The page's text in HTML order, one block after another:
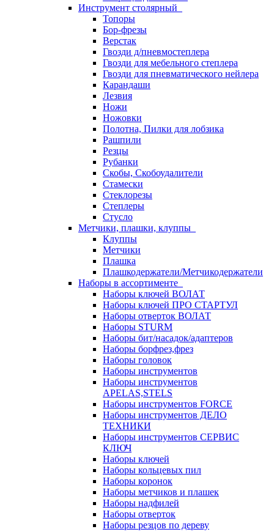
Инструмент столярный
Топоры
Бор-фрезы
Верстак
Гвозди д/пневмостеплера
Гвозди для мебельного степлера
Гвозди для пневматического нейлера
Карандаши
Лезвия
Ножи
Ножовки
Полотна, Пилки для лобзика
Рашпили
Резцы
Рубанки
Скобы, Скобоудалители
Стамески
Стеклорезы
Степлеры
Стусло
Метчики, плашки, клуппы
Клуппы
Метчики
Плашка
Плашкодержатели/Метчикодержатели
Наборы в ассортименте
Наборы ключей ВОЛАТ
Наборы ключей ПРО СТАРТУЛ
Наборы отверток ВОЛАТ
Наборы STURM
Наборы бит/насадок/адаптеров
Наборы борфрез,фрез
Наборы головок
Наборы инструментов
Наборы инструментов
APELAS,STELS
Наборы инструментов FORCE
Наборы инструментов ДЕЛО
ТЕХНИКИ
Наборы инструментов СЕРВИС
КЛЮЧ
Наборы ключей
Наборы кольцевых пил
Наборы коронок
Наборы метчиков и плашек
Наборы надфилей
Наборы отверток
Наборы резцов по дереву